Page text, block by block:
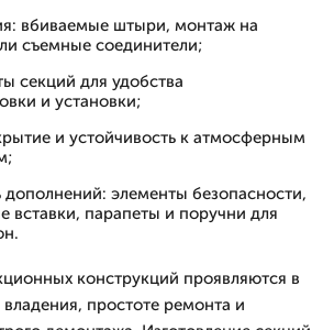
вбиваемые штыри, монтаж на
съемные соединители;
секций для удобства
и установки;
и устойчивость к атмосферным
дополнений: элементы безопасности,
вставки, парапеты и поручни для
конструкций проявляются в
простоте ремонта и